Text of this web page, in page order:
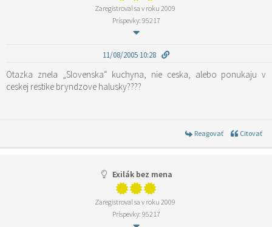
Zaregistroval sa v roku 2009
Príspevky: 95217
11/08/2005 10:28
Otazka znela „Slovenska“ kuchyna, nie ceska, alebo ponukaju v
ceskej restike bryndzove halusky????
Reagovať Citovať
Exilák bez mena
Zaregistroval sa v roku 2009
Príspevky: 95217